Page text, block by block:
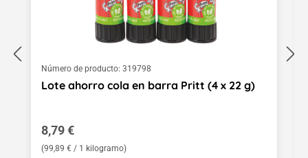
Número de producto: 319798
Lote ahorro cola en barra Pritt (4 x 22 g)
Precio normal:
8,79 €
(99,89 € / 1 kilogramo)